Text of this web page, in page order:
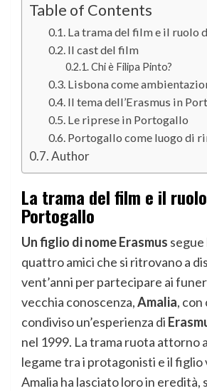
Table of Contents
La trama del film e il ruolo
Il cast del film
Chi è Filipa Pinto?
Lisbona come
Il tema dell’Erasmus in
Le riprese in Portogallo
Portogallo come luogo di
Author
La trama del film e il
Portogallo
Un figlio di nome Erasmus segue
quattro amici che si ritrovano a
vent’anni per partecipare ai
vecchia conoscenza,Amalia, con
condiviso un’esperienza di
nel 1999. La trama ruota attorno
legame tra i protagonisti e il
Amalia ha lasciato loro in eredità,